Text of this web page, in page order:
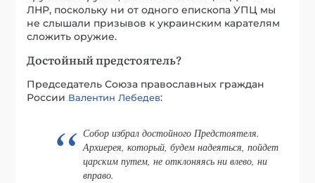
ЛНР, поскольку ни от одного епископа УПЦ мы
не слышали призывов к украинским карателям
сложить оружие.
Достойный предстоятель?
Председатель Союза православных граждан
России Валентин Лебедев:
Собор избрал достойного Предстоятеля.
Архиерея, который, будем надеяться, пойдет
царским путем, не отклоняясь ни влево, ни
вправо.